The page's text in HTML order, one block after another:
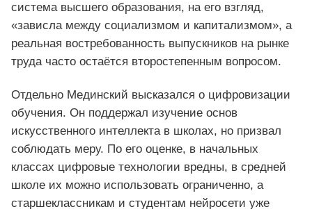
система высшего образования, на его взгляд,
«зависла между социализмом и капитализмом», а
реальная востребованность выпускников на рынке
труда часто остаётся второстепенным вопросом.
Отдельно Мединский высказался о цифровизации
обучения. Он поддержал изучение основ
искусственного интеллекта в школах, но призвал
соблюдать меру. По его оценке, в начальных
классах цифровые технологии вредны, в средней
школе их можно использовать ограниченно, а
старшеклассникам и студентам нейросети уже